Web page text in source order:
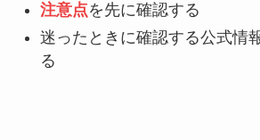
注意点を先に確認する
迷ったときに確認する公式情
る